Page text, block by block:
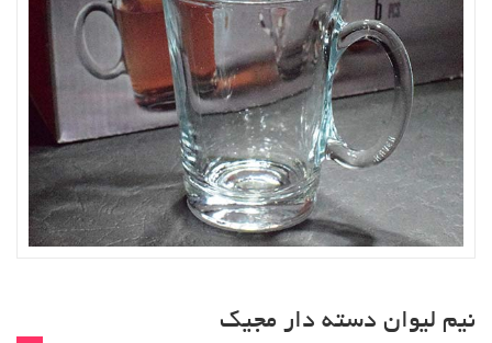
نیم لیوان دسته دار مجیک